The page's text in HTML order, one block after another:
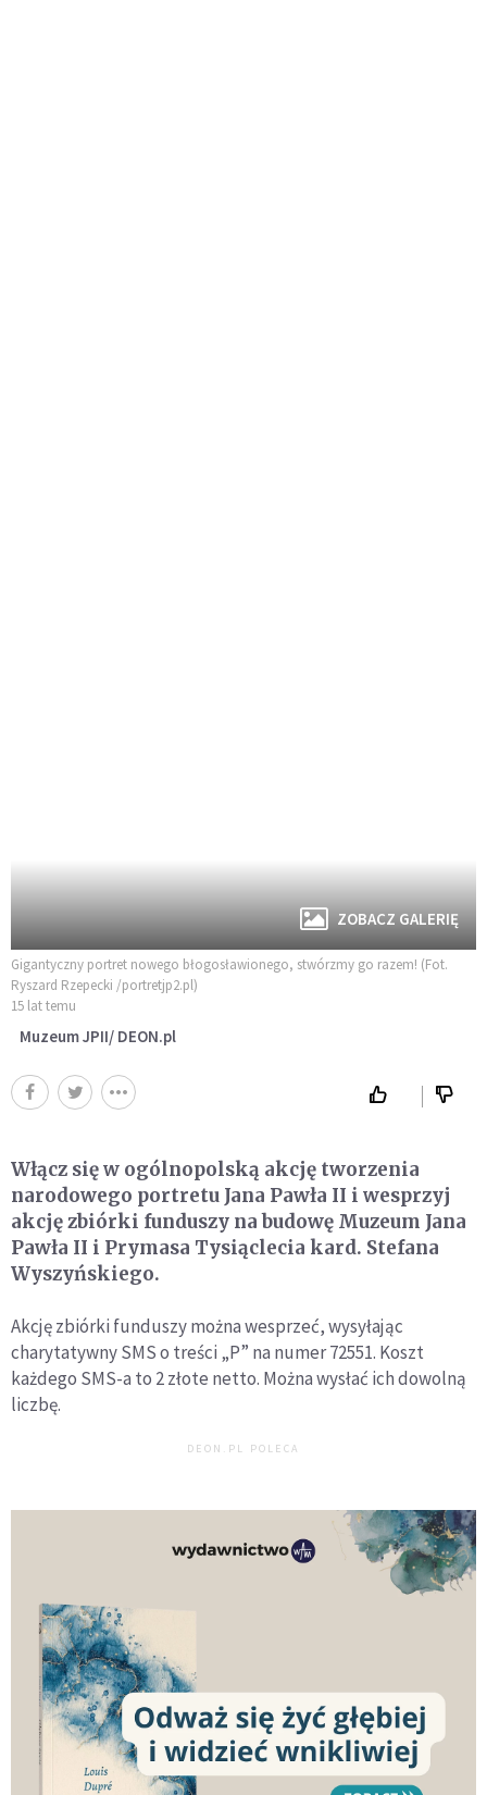
ZOBACZ GALERIĘ
Gigantyczny portret nowego błogosławionego, stwórzmy go razem! (Fot.
Ryszard Rzepecki /portretjp2.pl)
15 lat temu
Muzeum JPII/ DEON.pl
Włącz się w ogólnopolską akcję tworzenia
narodowego portretu Jana Pawła II i wesprzyj
akcję zbiórki funduszy na budowę Muzeum Jana
Pawła II i Prymasa Tysiąclecia kard. Stefana
Wyszyńskiego.
Akcję zbiórki funduszy można wesprzeć, wysyłając
charytatywny SMS o treści „P” na numer 72551. Koszt
każdego SMS-a to 2 złote netto. Można wysłać ich dowolną
liczbę.
DEON.PL POLECA